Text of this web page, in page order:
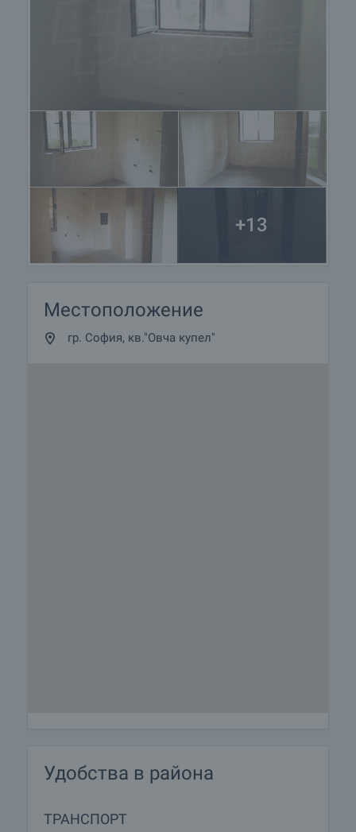
+13
Местоположение
гр. София, кв."Овча купел"
Удобства в района
ТРАНСПОРТ